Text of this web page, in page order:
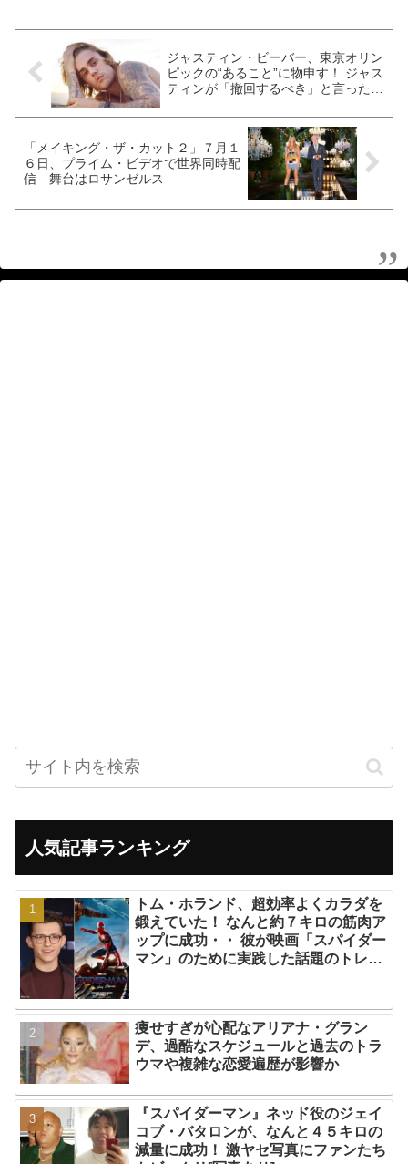
ジャスティン・ビーバー、東京オリン
ピックの“あること”に物申す！ ジャス
ティンが「撤回するべき」と言ったそ
「メイキング・ザ・カット２」７月１
６日、プライム・ビデオで世界同時配
信 舞台はロサンゼルス
人気記事ランキング
トム・ホランド、超効率よくカラダを
鍛えていた！ なんと約７キロの筋肉ア
ップに成功・・ 彼が映画「スパイダー
マン」のために実践した話題のトレー
痩せすぎが心配なアリアナ・グラン
デ、過酷なスケジュールと過去のトラ
ウマや複雑な恋愛遍歴が影響か
『スパイダーマン』ネッド役のジェイ
コブ・バタロンが、なんと４５キロの
減量に成功！ 激ヤセ写真にファンたち